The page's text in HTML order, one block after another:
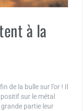
à la
de la bulle sur l’or ! Il
positif sur le métal
partie leur